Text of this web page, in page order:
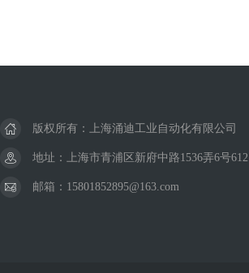
版权所有：上海涌迪工业自动化有限公司
地址：上海市青浦区新府中路1536弄6号612
邮箱：15801852895@163.com